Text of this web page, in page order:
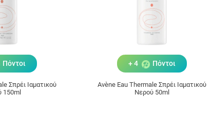
Πόντοι
Σπρέι Ιαματικού
150ml
+ 4 Πόντοι
Avène Eau Thermale Σπρέι Ιαματικού
Νερού 50ml